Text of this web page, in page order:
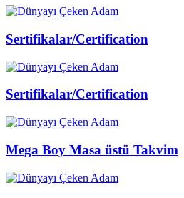
Sertifikalar/Certification
Sertifikalar/Certification
Mega Boy Masa üstü Takvim